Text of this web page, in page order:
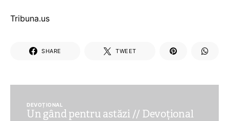
Tribuna.us
SHARE TWEET
DEVOȚIONAL
Un gând pentru astăzi // Devoțional